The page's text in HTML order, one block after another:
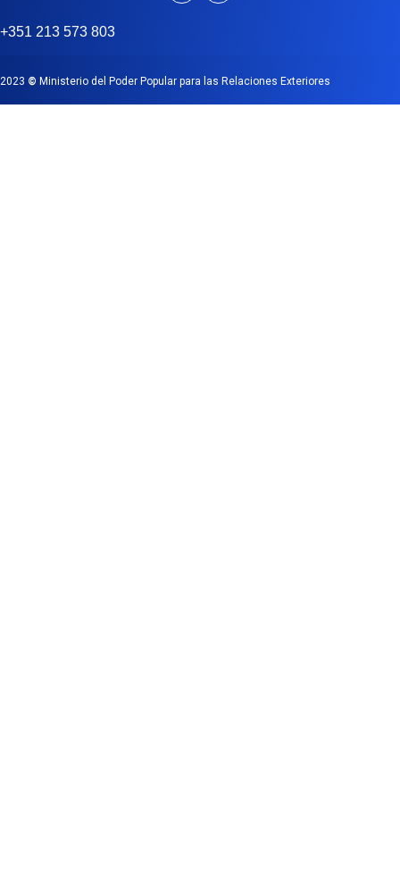
+351 213 573 803
2023 © Ministerio del Poder Popular para las Relaciones Exteriores